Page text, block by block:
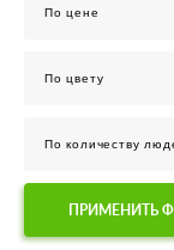
ПРИМЕНИТЬ